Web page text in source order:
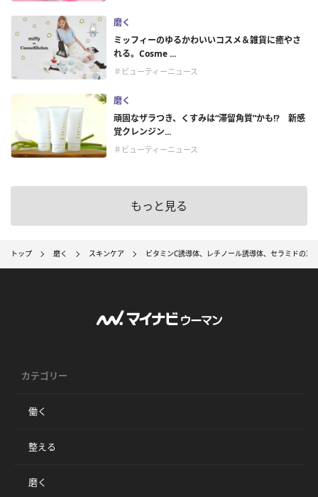
磨く
ミッフィーのゆるかわいいコスメ＆雑貨に癒やさ
れる。Cosme ...
＃ビューティーニュース
磨く
頑固なザラつき、くすみは“滞留角質”かも!? 新感
覚クレンジン...
＃ビューティーニュース
もっと見る
トップ 磨く スキンケア ビタミンC誘導体、レチノール誘導体、セラミドの3
カテゴリー
働く
整える
磨く